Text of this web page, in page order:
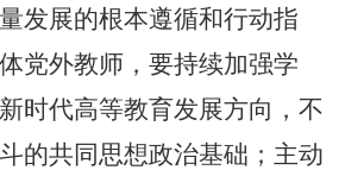
发展的根本遵循和行动指
党外教师，要持续加强学
时代高等教育发展方向，不
的共同思想政治基础；主动